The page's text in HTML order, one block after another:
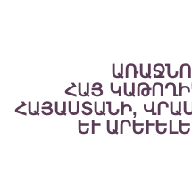
ՀԱՅ
ՀԱՅԱՍՏԱՆԻ,
ԵՒ